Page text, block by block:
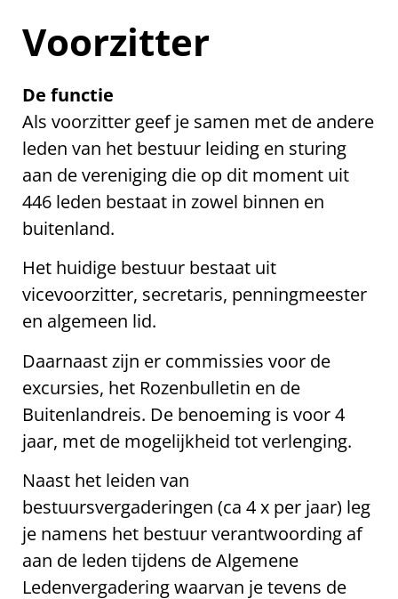
Voorzitter
De functie
Als voorzitter geef je samen met de andere
leden van het bestuur leiding en sturing
aan de vereniging die op dit moment uit
446 leden bestaat in zowel binnen en
buitenland.
Het huidige bestuur bestaat uit
vicevoorzitter, secretaris, penningmeester
en algemeen lid.
Daarnaast zijn er commissies voor de
excursies, het Rozenbulletin en de
Buitenlandreis. De benoeming is voor 4
jaar, met de mogelijkheid tot verlenging.
Naast het leiden van
bestuursvergaderingen (ca 4 x per jaar) leg
je namens het bestuur verantwoording af
aan de leden tijdens de Algemene
Ledenvergadering waarvan je tevens de